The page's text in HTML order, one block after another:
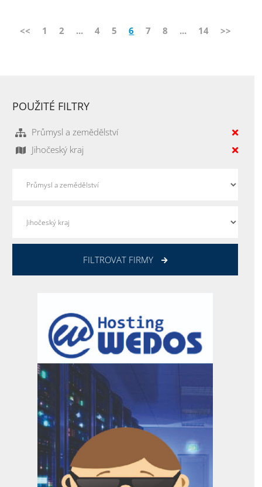
<< 1 2 ... 4 5 6 7 8 ... 14 >>
POUŽITÉ FILTRY
Průmysl a zemědělství
Jihočeský kraj
FILTROVAT FIRMY